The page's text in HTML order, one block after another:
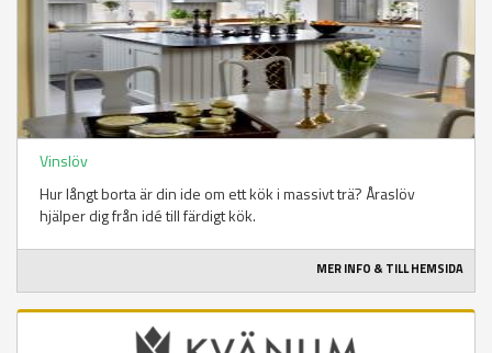
Vinslöv
Hur långt borta är din ide om ett kök i massivt trä? Åraslöv
hjälper dig från idé till färdigt kök.
MER INFO & TILL HEMSIDA